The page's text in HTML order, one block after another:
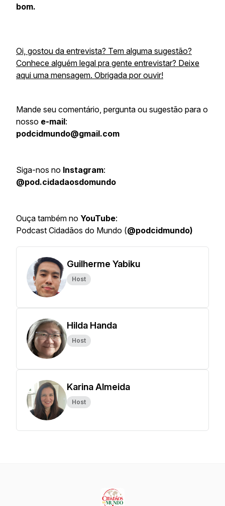
bom.
Oi, gostou da entrevista? Tem alguma sugestão?
Conhece alguém legal pra gente entrevistar? Deixe
aqui uma mensagem. Obrigada por ouvir!
Mande seu comentário, pergunta ou sugestão para o
nosso e-mail:
podcidmundo@gmail.com
Siga-nos no Instagram:
@pod.cidadaosdomundo
Ouça também no YouTube:
Podcast Cidadãos do Mundo (@podcidmundo)
Guilherme Yabiku
Host
Hilda Handa
Host
Karina Almeida
Host